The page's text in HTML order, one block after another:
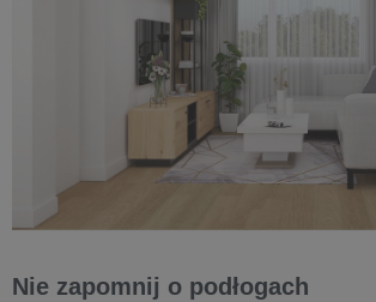
Nie zapomnij o podłogach